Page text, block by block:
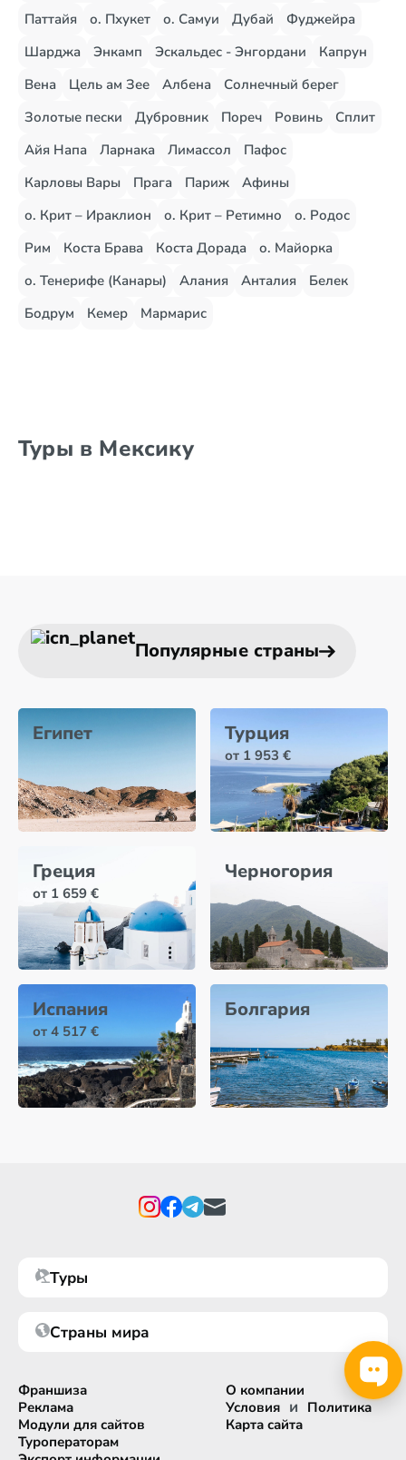
Паттайя
о. Пхукет о. Самуи Дубай
Фуджейра
Шарджа
Энкамп Эскальдес - Энгордани
Капрун
Вена
Цель ам Зее Албена
Солнечный берег
Золотые пески
Дубровник Пореч Ровинь
Сплит
Айя Напа
Ларнака Лимассол
Пафос
Карловы Вары
Прага Париж
Афины
о. Крит – Ираклион
о. Крит – Ретимно
о. Родос
Рим
Коста Брава Коста Дорада
о. Майорка
о. Тенерифе (Канары)
Алания Анталия
Белек
Бодрум
Кемер Мармарис
Туры в Мексику
Популярные страны
Египет Турция
от 1 953 €
Греция
от 1 659 €
Черногория
Испания
от 4 517 €
Болгария
Туры
Страны мира
Франшиза
Реклама
Модули для сайтов
Туроператорам
О компании
Условия и Политика
Карта сайта